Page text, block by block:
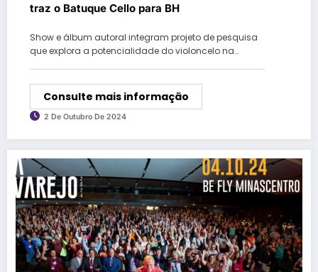
traz o Batuque Cello para BH
Show e álbum autoral integram projeto de pesquisa
que explora a potencialidade do violoncelo na…
Consulte mais informação
2 De Outubro De 2024